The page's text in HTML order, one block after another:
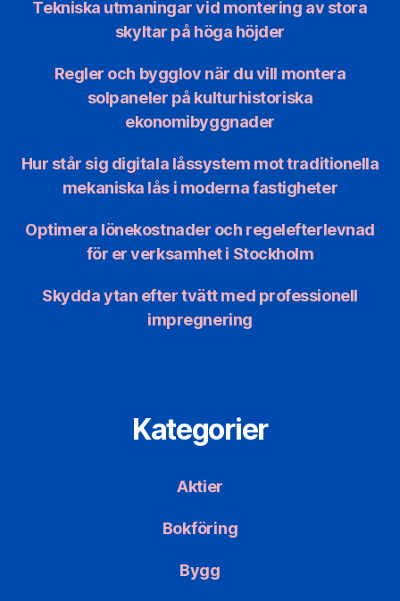
Tekniska utmaningar vid montering av stora
skyltar på höga höjder
Regler och bygglov när du vill montera
solpaneler på kulturhistoriska
ekonomibyggnader
Hur står sig digitala låssystem mot traditionella
mekaniska lås i moderna fastigheter
Optimera lönekostnader och regelefterlevnad
för er verksamhet i Stockholm
Skydda ytan efter tvätt med professionell
impregnering
Kategorier
Aktier
Bokföring
Bygg